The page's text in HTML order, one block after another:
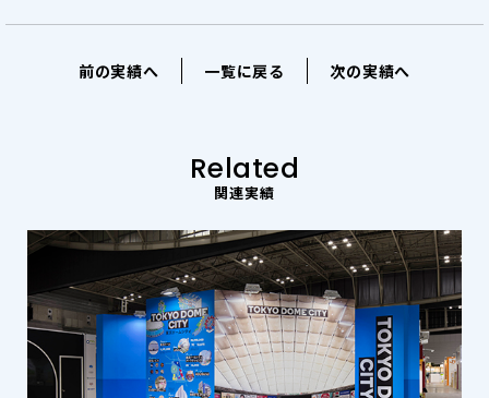
前の実績へ 一覧に戻る 次の実績へ
Related
関連実績